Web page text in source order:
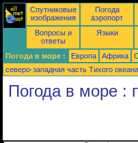
Спутниковые
изображения
Погода
аэропорт
Вопросы и
ответы
Языки
Погода в море : Европа Африка
северо-западная часть Tихого океана
Погода в море :